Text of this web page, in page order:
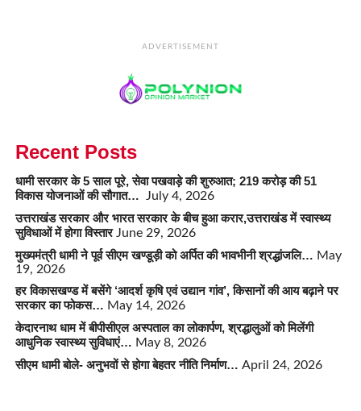
ADVERTISEMENT
Recent Posts
धामी सरकार के 5 साल पूरे, सेवा पखवाड़े की शुरुआत; 219 करोड़ की 51
विकास योजनाओं की सौगात…
July 4, 2026
उत्तराखंड सरकार और भारत सरकार के बीच हुआ करार,उत्तराखंड में स्वास्थ्य
सुविधाओं में होगा विस्तार June 29, 2026
मुख्यमंत्री धामी ने पूर्व सीएम खण्डूड़ी को अर्पित की भावभीनी श्रद्धांजलि… May
19, 2026
हर विकासखण्ड में बसेंगे ‘आदर्श कृषि एवं उद्यान गांव’, किसानों की आय बढ़ाने पर
सरकार का फोकस… May 14, 2026
केदारनाथ धाम में बीपीसीएल अस्पताल का लोकार्पण, श्रद्धालुओं को मिलेंगी
आधुनिक स्वास्थ्य सुविधाएं… May 8, 2026
सीएम धामी बोले- अनुभवों से होगा बेहतर नीति निर्माण… April 24, 2026